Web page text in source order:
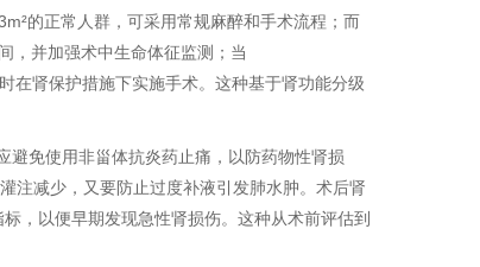
的正常人群，可采用常规麻醉和手术流程；而
，并加强术中生命体征监测；当
在肾保护措施下实施手术。这种基于肾功能分级
避免使用非甾体抗炎药止痛，以防药物性肾损
注减少，又要防止过度补液引发肺水肿。术后肾
，以便早期发现急性肾损伤。这种从术前评估到